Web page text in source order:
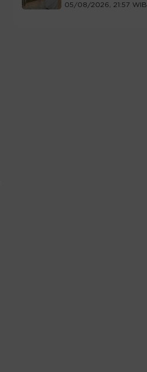
05/08/2026, 21:57 WIB